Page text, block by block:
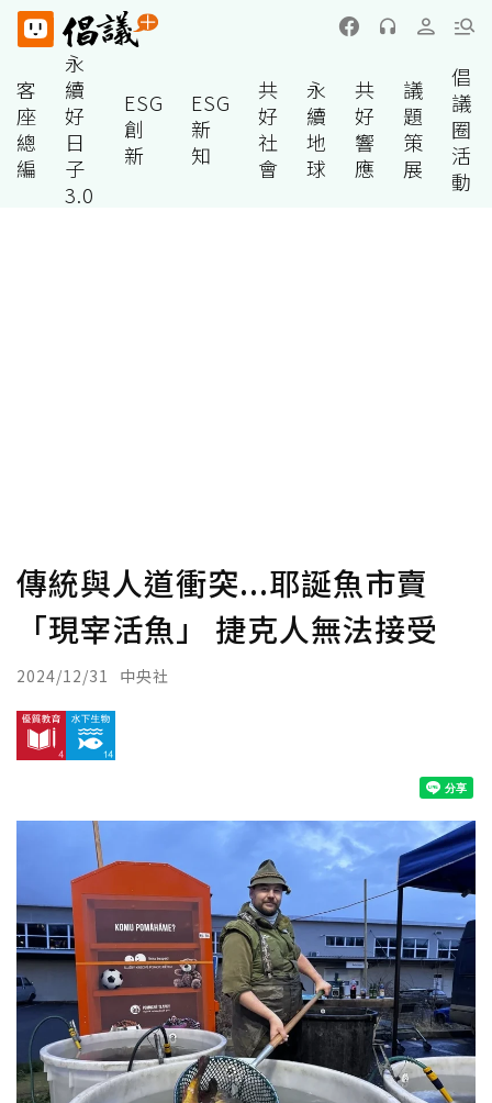
客
座
總
編
永
續
好
日
子
3.0
ESG
創
新
ESG
新
知
共
好
社
會
永
續
地
球
共
好
響
應
議
題
策
展
倡
議
圈
活
動
傳統與人道衝突...耶誕魚市賣
「現宰活魚」 捷克人無法接受
2024/12/31 中央社